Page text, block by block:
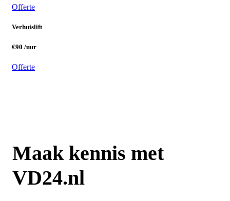
Offerte
Verhuislift
€90 /uur
Offerte
Maak kennis met
VD24.nl